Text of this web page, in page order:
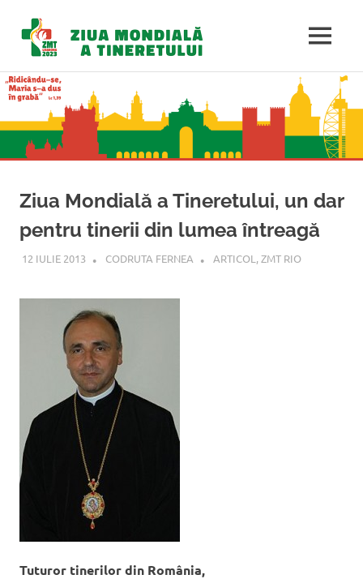
Sari
la
conținut
Mondială
a
MENU
Ziua Mondială a Tineretului, un dar
pentru tinerii din lumea întreagă
12 IULIE 2013 CODRUTA FERNEA ARTICOL ,ZMT RIO
Tuturor tinerilor din România,